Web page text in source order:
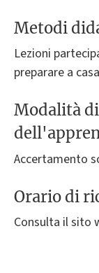
Metodi
Lezioni
preparare a
Modalità
Accertamento
Orario di
Consulta il sito